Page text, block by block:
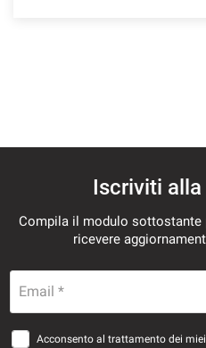
Iscriviti
Compila il modulo
ricevere
Email *
Acconsento al trattamento dei